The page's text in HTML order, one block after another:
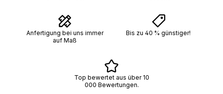
Anfertigung bei uns immer
auf Maß
Bis zu 40 % günstiger!
Top bewertet aus über 10
000 Bewertungen.